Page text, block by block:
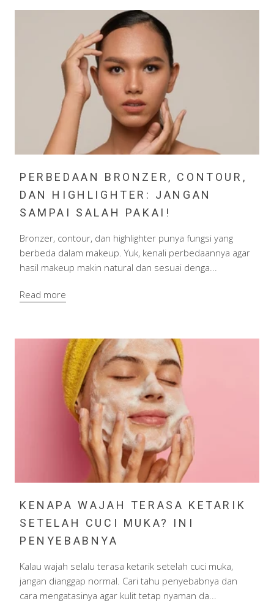
PERBEDAAN BRONZER, CONTOUR,
DAN HIGHLIGHTER: JANGAN
SAMPAI SALAH PAKAI!
Bronzer, contour, dan highlighter punya fungsi yang
berbeda dalam makeup. Yuk, kenali perbedaannya agar
hasil makeup makin natural dan sesuai denga...
Read more
KENAPA WAJAH TERASA KETARIK
SETELAH CUCI MUKA? INI
PENYEBABNYA
Kalau wajah selalu terasa ketarik setelah cuci muka,
jangan dianggap normal. Cari tahu penyebabnya dan
cara mengatasinya agar kulit tetap nyaman da...